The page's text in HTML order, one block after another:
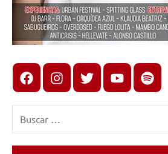
FacebookInstagram
X youtubespotify